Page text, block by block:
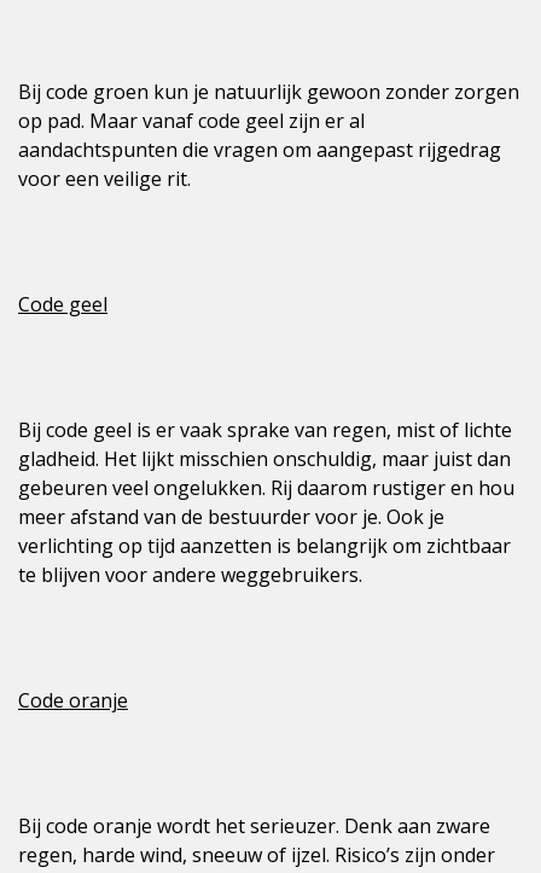
Bij code groen kun je natuurlijk gewoon zonder zorgen
op pad. Maar vanaf code geel zijn er al
aandachtspunten die vragen om aangepast rijgedrag
voor een veilige rit.
Code geel
Bij code geel is er vaak sprake van regen, mist of lichte
gladheid. Het lijkt misschien onschuldig, maar juist dan
gebeuren veel ongelukken. Rij daarom rustiger en hou
meer afstand van de bestuurder voor je. Ook je
verlichting op tijd aanzetten is belangrijk om zichtbaar
te blijven voor andere weggebruikers.
Code oranje
Bij code oranje wordt het serieuzer. Denk aan zware
regen, harde wind, sneeuw of ijzel. Risico’s zijn onder